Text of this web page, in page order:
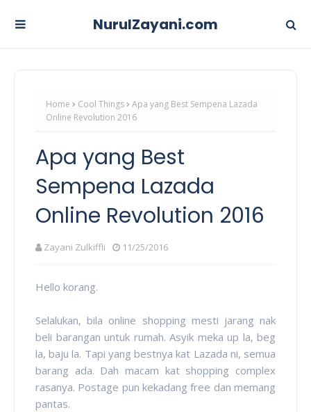
NurulZayani.com
Home Cool Things
Apa yang Best Sempena Lazada
Online Revolution 2016
Apa yang Best
Sempena Lazada
Online Revolution 2016
Zayani Zulkiffli 11/25/2016
Hello korang.
Selalukan, bila online shopping mesti jarang nak
beli barangan untuk rumah. Asyik meka up la, beg
la, baju la. Tapi yang bestnya kat Lazada ni, semua
barang ada. Dah macam kat shopping complex
rasanya. Postage pun kekadang free dan memang
pantas.